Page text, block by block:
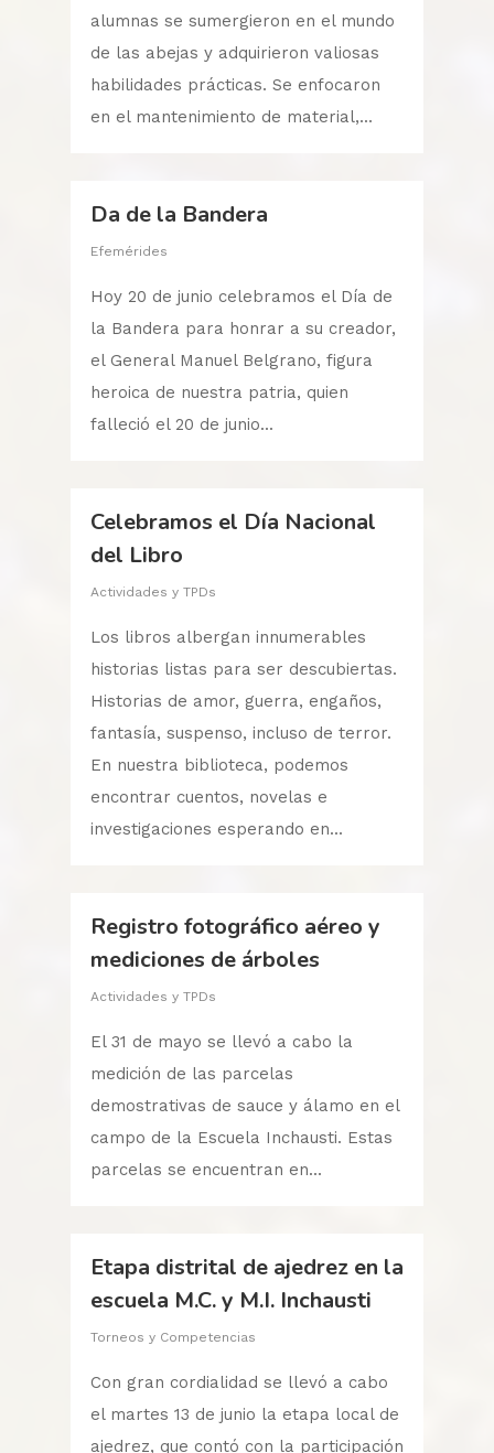
alumnas se sumergieron en el mundo
de las abejas y adquirieron valiosas
habilidades prácticas. Se enfocaron
en el mantenimiento de material,...
Da de la Bandera
Efemérides
Hoy 20 de junio celebramos el Día de
la Bandera para honrar a su creador,
el General Manuel Belgrano, figura
heroica de nuestra patria, quien
falleció el 20 de junio...
Celebramos el Día Nacional
del Libro
Actividades y TPDs
Los libros albergan innumerables
historias listas para ser descubiertas.
Historias de amor, guerra, engaños,
fantasía, suspenso, incluso de terror.
En nuestra biblioteca, podemos
encontrar cuentos, novelas e
investigaciones esperando en...
Registro fotográfico aéreo y
mediciones de árboles
Actividades y TPDs
El 31 de mayo se llevó a cabo la
medición de las parcelas
demostrativas de sauce y álamo en el
campo de la Escuela Inchausti. Estas
parcelas se encuentran en...
Etapa distrital de ajedrez en la
escuela M.C. y M.I. Inchausti
Torneos y Competencias
Con gran cordialidad se llevó a cabo
el martes 13 de junio la etapa local de
ajedrez, que contó con la participación